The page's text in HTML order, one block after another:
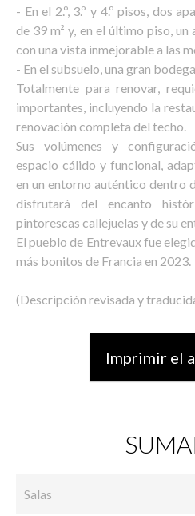
- En el 2.º, 3.º y 4.º pisos, dos
de 39 m² y, en el último piso,
con una vista inmejorable a las
- En el subsuelo, una gran
Totalmente para renovar,
importantes, incluyendo la
renovación completa del techo.
Sus volúmenes y
espacio cálido y funcional,
en un entorno auténtico dentro
disfrutará del encanto
pintorescas callejuelas y de su
El pueblo de Entrevaux fue
más bonitos de Francia en 2023.
(Descripción revisada y
Imprimir el
Salas